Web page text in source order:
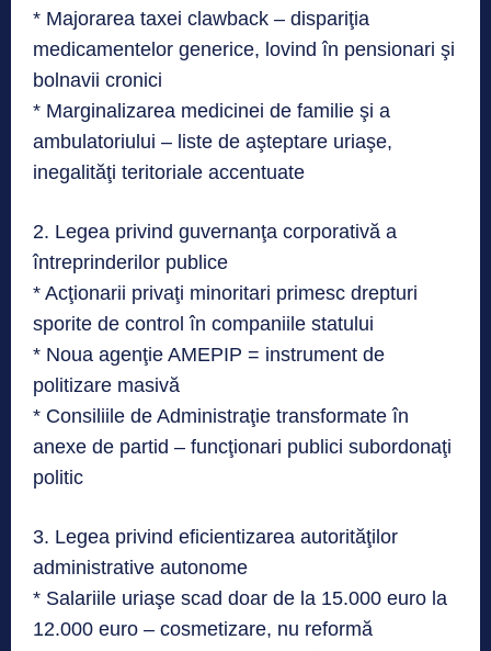
* Majorarea taxei clawback – dispariţia
medicamentelor generice, lovind în pensionari şi
bolnavii cronici
* Marginalizarea medicinei de familie şi a
ambulatoriului – liste de aşteptare uriaşe,
inegalităţi teritoriale accentuate
2. Legea privind guvernanţa corporativă a
întreprinderilor publice
* Acţionarii privaţi minoritari primesc drepturi
sporite de control în companiile statului
* Noua agenţie AMEPIP = instrument de
politizare masivă
* Consiliile de Administraţie transformate în
anexe de partid – funcţionari publici subordonaţi
politic
3. Legea privind eficientizarea autorităţilor
administrative autonome
* Salariile uriaşe scad doar de la 15.000 euro la
12.000 euro – cosmetizare, nu reformă